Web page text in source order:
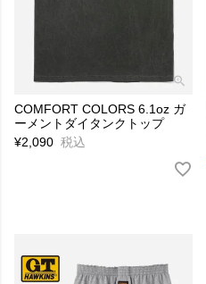
COMFORT COLORS 6.1oz ガ
ーメントダイタンクトップ
¥2,090 税込